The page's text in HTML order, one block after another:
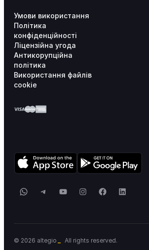
Умови використання
Політика
конфіденційності
Ліцензійна угода
Антикорупційна
політика
Використання файлів
cookie
WhatsApp
TelegramYouTubeInstagram
FacebookLinkedIn
© 2026 altegio All rights reserved.